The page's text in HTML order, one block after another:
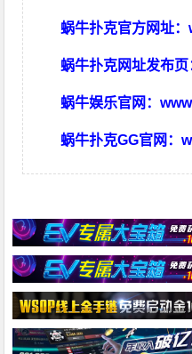
蜗牛扑克官方网址：
蜗牛扑克网址发布页
蜗牛娱乐官网：
蜗牛扑克GG官网：